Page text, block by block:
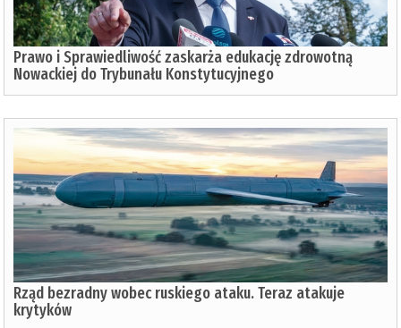
Prawo i Sprawiedliwość zaskarża edukację zdrowotną
Nowackiej do Trybunału Konstytucyjnego
Rząd bezradny wobec ruskiego ataku. Teraz atakuje
krytyków